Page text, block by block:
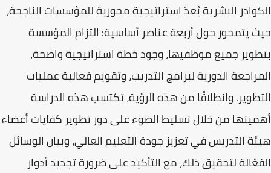
الكوادر البشرية يُعدّ استراتيجية محورية للمؤسسات الناجحة،
حيث يتمحور حول أربعة عناصر أساسية: التزام المؤسسة
بتطوير جميع موظفيها، وجود خطة استراتيجية واضحة،
المراجعة الدورية لبرامج التدريب، وتقويم فعالية عمليات
التطوير. وانطلاقًا من هذه الرؤية، تكتسب هذه الدراسة
أهميتها من خلال تسليط الضوء على دور تطوير كفايات أعضاء
هيئة التدريس في تعزيز جودة التعليم العالي، وبيان الوسائل
الفعّالة لتحقيق ذلك، مع التأكيد على ضرورة تجديد أدوار